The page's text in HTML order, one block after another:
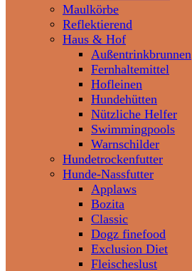
Maulkörbe
Reflektierend
Haus & Hof
Außentrinkbrunnen
Fernhaltemittel
Hofleinen
Hundehütten
Nützliche Helfer
Swimmingpools
Warnschilder
Hundetrockenfutter
Hunde-Nassfutter
Applaws
Bozita
Classic
Dogz finefood
Exclusion Diet
Fleischeslust